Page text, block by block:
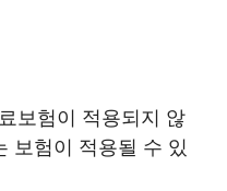
보험이 적용되지 않
보험이 적용될 수 있